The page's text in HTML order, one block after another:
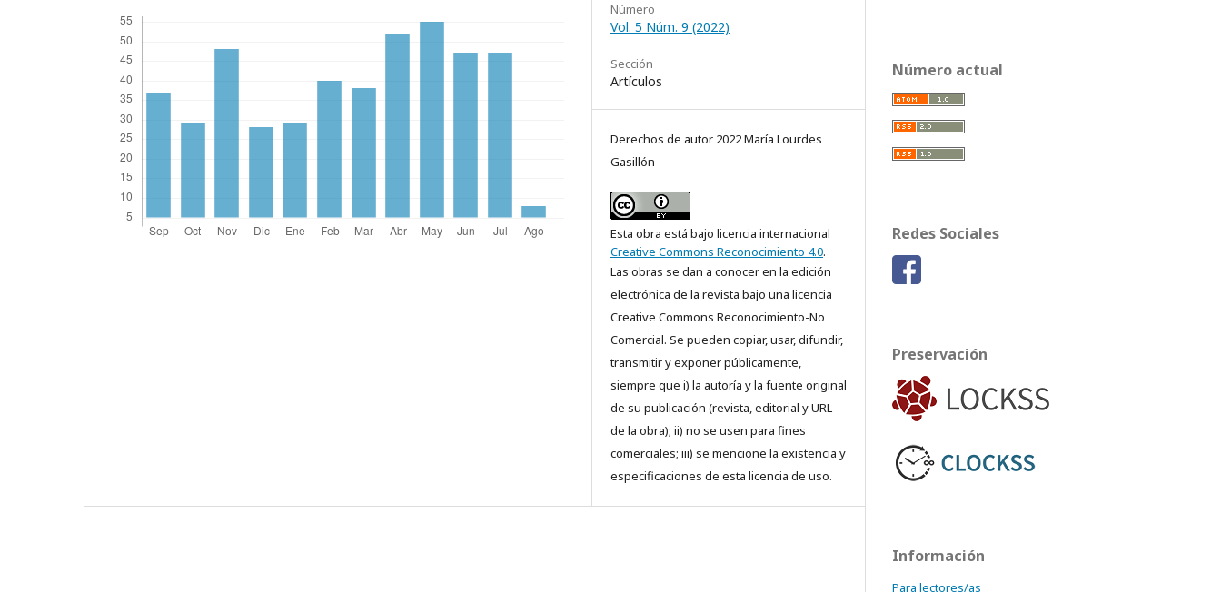
Número
Vol. 5 Núm. 9 (2022)
Sección
Artículos
Derechos de autor 2022 María Lourdes
Gasillón
Esta obra está bajo licencia internacional
Creative Commons Reconocimiento 4.0.
Las obras se dan a conocer en la edición
electrónica de la revista bajo una licencia
Creative Commons Reconocimiento-No
Comercial. Se pueden copiar, usar, difundir,
transmitir y exponer públicamente,
siempre que i) la autoría y la fuente original
de su publicación (revista, editorial y URL
de la obra); ii) no se usen para fines
comerciales; iii) se mencione la existencia y
especificaciones de esta licencia de uso.
Número actual
Redes Sociales
Preservación
Información
Para lectores/as